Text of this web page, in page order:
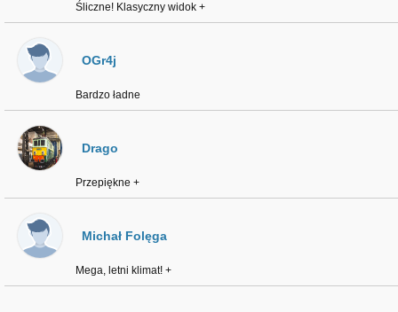
Śliczne! Klasyczny widok +
OGr4j
Bardzo ładne
Drago
Przepiękne +
Michał Folęga
Mega, letni klimat! +